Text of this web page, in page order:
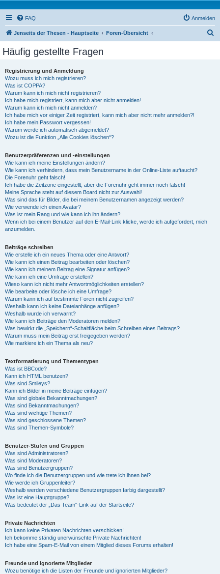
FAQ Anmelden
Jenseits der Thesen - Hauptseite Foren-Übersicht
Häufig gestellte Fragen
Registrierung und Anmeldung
Wozu muss ich mich registrieren?
Was ist COPPA?
Warum kann ich mich nicht registrieren?
Ich habe mich registriert, kann mich aber nicht anmelden!
Warum kann ich mich nicht anmelden?
Ich habe mich vor einiger Zeit registriert, kann mich aber nicht mehr anmelden?!
Ich habe mein Passwort vergessen!
Warum werde ich automatisch abgemeldet?
Wozu ist die Funktion „Alle Cookies löschen“?
Benutzerpräferenzen und -einstellungen
Wie kann ich meine Einstellungen ändern?
Wie kann ich verhindern, dass mein Benutzername in der Online-Liste auftaucht?
Die Forenuhr geht falsch!
Ich habe die Zeitzone eingestellt, aber die Forenuhr geht immer noch falsch!
Meine Sprache steht auf diesem Board nicht zur Auswahl!
Was sind das für Bilder, die bei meinem Benutzernamen angezeigt werden?
Wie verwende ich einen Avatar?
Was ist mein Rang und wie kann ich ihn ändern?
Wenn ich bei einem Benutzer auf den E-Mail-Link klicke, werde ich aufgefordert, mich
anzumelden.
Beiträge schreiben
Wie erstelle ich ein neues Thema oder eine Antwort?
Wie kann ich einen Beitrag bearbeiten oder löschen?
Wie kann ich meinem Beitrag eine Signatur anfügen?
Wie kann ich eine Umfrage erstellen?
Wieso kann ich nicht mehr Antwortmöglichkeiten erstellen?
Wie bearbeite oder lösche ich eine Umfrage?
Warum kann ich auf bestimmte Foren nicht zugreifen?
Weshalb kann ich keine Dateianhänge anfügen?
Weshalb wurde ich verwarnt?
Wie kann ich Beiträge den Moderatoren melden?
Was bewirkt die „Speichern“-Schaltfläche beim Schreiben eines Beitrags?
Warum muss mein Beitrag erst freigegeben werden?
Wie markiere ich ein Thema als neu?
Textformatierung und Thementypen
Was ist BBCode?
Kann ich HTML benutzen?
Was sind Smileys?
Kann ich Bilder in meine Beiträge einfügen?
Was sind globale Bekanntmachungen?
Was sind Bekanntmachungen?
Was sind wichtige Themen?
Was sind geschlossene Themen?
Was sind Themen-Symbole?
Benutzer-Stufen und Gruppen
Was sind Administratoren?
Was sind Moderatoren?
Was sind Benutzergruppen?
Wo finde ich die Benutzergruppen und wie trete ich ihnen bei?
Wie werde ich Gruppenleiter?
Weshalb werden verschiedene Benutzergruppen farbig dargestellt?
Was ist eine Hauptgruppe?
Was bedeutet der „Das Team“-Link auf der Startseite?
Private Nachrichten
Ich kann keine Privaten Nachrichten verschicken!
Ich bekomme ständig unerwünschte Private Nachrichten!
Ich habe eine Spam-E-Mail von einem Mitglied dieses Forums erhalten!
Freunde und ignorierte Mitglieder
Wozu benötige ich die Listen der Freunde und ignorierten Mitglieder?